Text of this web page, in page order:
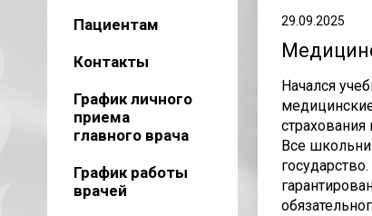
Пациентам
Контакты
График личного
приема
главного врача
График работы
врачей
29.09.2025
Начался
страхования
Все